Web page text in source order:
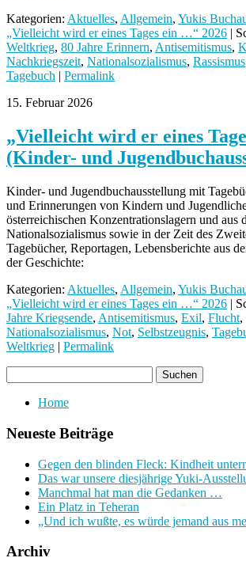
Kategorien: Aktuelles, Allgemein, Yukis
„Vielleicht wird er eines Tages ein …“ 2026 |
Weltkrieg, 80 Jahre Erinnern, Antisemitismus,
Nachkriegszeit, Nationalsozialismus, Rassismus
Tagebuch | Permalink
15. Februar 2026
„Vielleicht wird er eines
(Kinder- und
Kinder- und Jugendbuchausstellung mit
und Erinnerungen von Kindern und
österreichischen Konzentrationslagern und aus
Nationalsozialismus sowie in der Zeit des
Tagebücher, Reportagen, Lebensberichte aus
der Geschichte:
Kategorien: Aktuelles, Allgemein, Yukis
„Vielleicht wird er eines Tages ein …“ 2026 |
Jahre Kriegsende, Antisemitismus, Exil, Flucht,
Nationalsozialismus, Not, Selbstzeugnis,
Weltkrieg | Permalink
Home
Neueste Beiträge
Gegen den blinden Fleck: Kindheit
Das war unsere diesjährige Yuki-
Manchmal hat man die Gedanken …
Ein Platz in Teheran
„Und ich wußte, es würde jemand aus
Archiv